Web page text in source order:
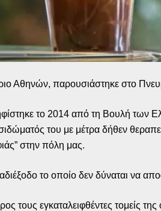
Αθηνών, παρουσιάστηκε στο
το 2014 από τη Βουλή των
του με μέτρα δήθεν
στην πόλη μας.
το οποίο δεν δύναται να
τους εγκαταλειφθέντες τομείς